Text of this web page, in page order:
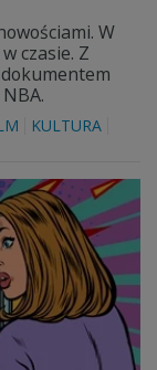
W
czasie. Z
KULTURA